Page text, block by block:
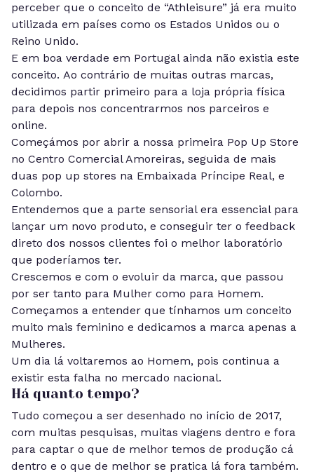
perceber que o conceito de “Athleisure” já era muito
utilizada em países como os Estados Unidos ou o
Reino Unido.
E em boa verdade em Portugal ainda não existia este
conceito. Ao contrário de muitas outras marcas,
decidimos partir primeiro para a loja própria física
para depois nos concentrarmos nos parceiros e
online.
Começámos por abrir a nossa primeira Pop Up Store
no Centro Comercial Amoreiras, seguida de mais
duas pop up stores na Embaixada Príncipe Real, e
Colombo.
Entendemos que a parte sensorial era essencial para
lançar um novo produto, e conseguir ter o feedback
direto dos nossos clientes foi o melhor laboratório
que poderíamos ter.
Crescemos e com o evoluir da marca, que passou
por ser tanto para Mulher como para Homem.
Começamos a entender que tínhamos um conceito
muito mais feminino e dedicamos a marca apenas a
Mulheres.
Um dia lá voltaremos ao Homem, pois continua a
existir esta falha no mercado nacional.
Há quanto tempo?
Tudo começou a ser desenhado no início de 2017,
com muitas pesquisas, muitas viagens dentro e fora
para captar o que de melhor temos de produção cá
dentro e o que de melhor se pratica lá fora também.